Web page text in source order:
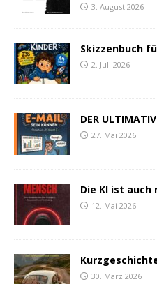
3. August 2026
Skizzenbuch
2. Juli 2026
DER
27. Mai 2026
Die KI ist auch
12. Mai 2026
30. März 2026